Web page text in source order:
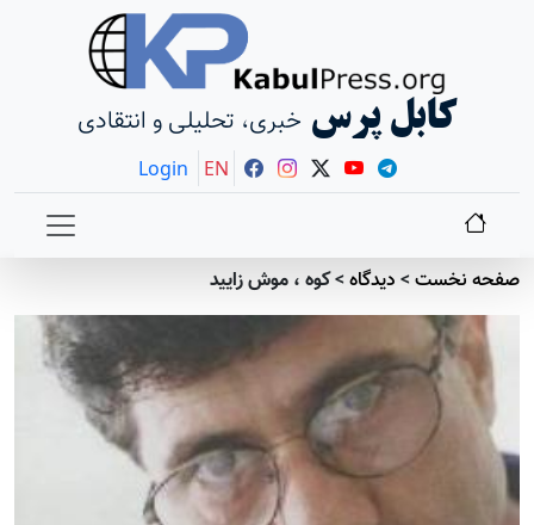
کابل پرس خبری، تحلیلی و انتقادی
Login EN
صفحه نخست> دیدگاه>كوه ، موش زاييد